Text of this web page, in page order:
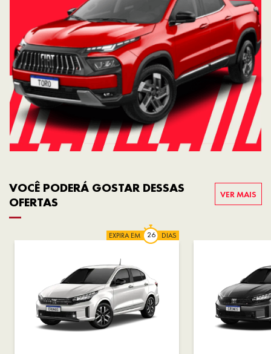
VOCÊ PODERÁ GOSTAR DESSAS
OFERTAS
VER MAIS
EXPIRA EM DIAS